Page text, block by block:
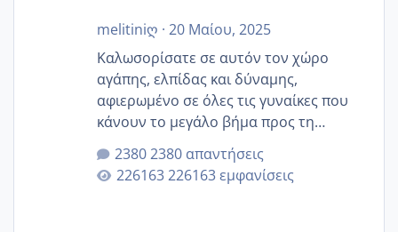
melitiniღ · 20 Μαίου, 2025
Καλωσορίσατε σε αυτόν τον χώρο
αγάπης, ελπίδας και δύναμης,
αφιερωμένο σε όλες τις γυναίκες που
κάνουν το μεγάλο βήμα προς τη
μητρότητα μέσω εξωσωματικής το 2025.
Εδώ θα μοιραστούμε αγωνίες, χαρές,
εμπειρίες και κάθε μικρή ή μεγάλη
2380 απαντήσεις
226163 εμφανίσεις